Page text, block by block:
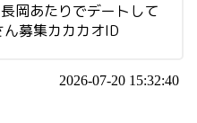
岡あたりでデートして
募集カカカオID
2026-07-20 15:32:40